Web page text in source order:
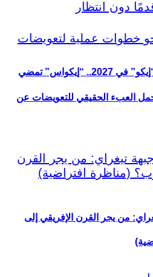
إطلاق العملة الموحدة “إيكو” في 2027.. “إيكواس” تمضي
العبء الحقيقي للتعويضات عن
من يجر القرن الإفريقي إلى